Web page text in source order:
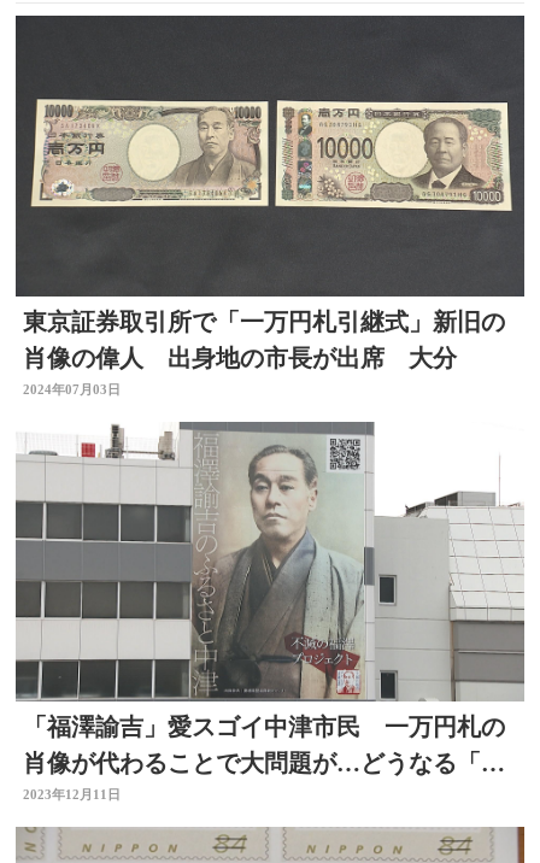
東京証券取引所で「一万円札引継式」新旧の
肖像の偉人 出身地の市長が出席 大分
2024年07月03日
「福澤諭吉」愛スゴイ中津市民 一万円札の
肖像が代わることで大問題が…どうなる「お
札せんべい」【大分】
2023年12月11日